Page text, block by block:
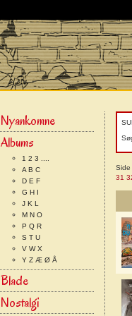
Nyankomne
Albums
1 2 3 ....
A B C
D E F
G H I
J K L
M N O
P Q R
S T U
V W X
Y Z Æ Ø Å
Blade
Nostalgi
31